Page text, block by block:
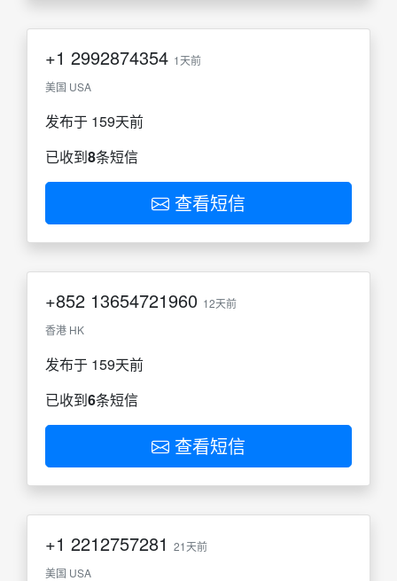
+1 2992874354 1天前
美国 USA
发布于 159天前
已收到8条短信
查看短信
+852 13654721960 12天前
香港 HK
发布于 159天前
已收到6条短信
查看短信
+1 2212757281 21天前
美国 USA